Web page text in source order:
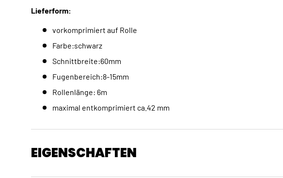
Lieferform:
vorkomprimiert auf Rolle
Farbe:schwarz
Schnittbreite:60mm
Fugenbereich:8-15mm
Rollenlänge: 6m
maximal entkomprimiert ca.42 mm
EIGENSCHAFTEN